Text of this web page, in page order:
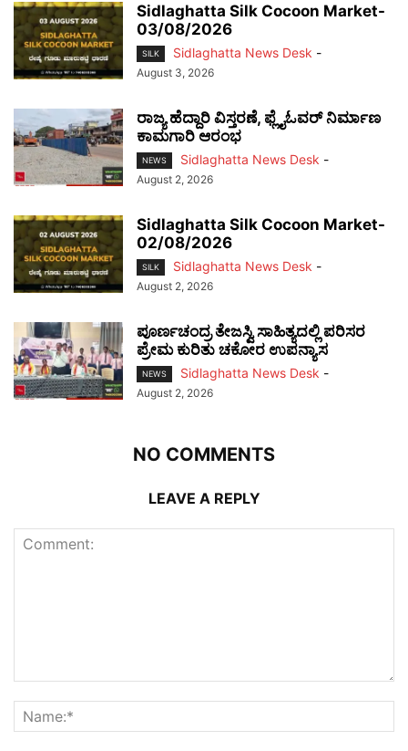
Sidlaghatta Silk Cocoon Market-
03/08/2026
SILK Sidlaghatta News Desk -
August 3, 2026
ರಾಜ್ಯ ಹೆದ್ದಾರಿ ವಿಸ್ತರಣೆ, ಫ್ಲೈಓವರ್ ನಿರ್ಮಾಣ
ಕಾಮಗಾರಿ ಆರಂಭ
NEWS Sidlaghatta News Desk -
August 2, 2026
Sidlaghatta Silk Cocoon Market-
02/08/2026
SILK Sidlaghatta News Desk -
August 2, 2026
ಪೂರ್ಣಚಂದ್ರ ತೇಜಸ್ವಿ ಸಾಹಿತ್ಯದಲ್ಲಿ ಪರಿಸರ
ಪ್ರೇಮ ಕುರಿತು ಚಕೋರ ಉಪನ್ಯಾಸ
NEWS Sidlaghatta News Desk -
August 2, 2026
NO COMMENTS
LEAVE A REPLY